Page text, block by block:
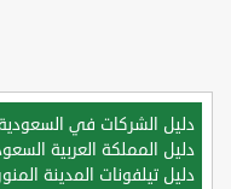
دليل الشركات في
دليل المملكة العربية
دليل تيلفونات المدينة